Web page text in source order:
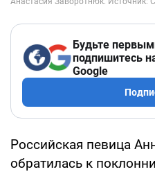
Будьте
подпишитесь
Google
Российская певица
обратилась к